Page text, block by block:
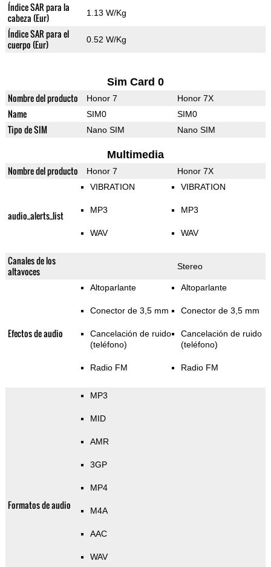
Índice SAR para la
cabeza (Eur)
1.13 W/Kg
Índice SAR para el
cuerpo (Eur)
0.52 W/Kg
Sim Card 0
Nombre del producto Honor 7 Honor 7X
Name SIM0 SIM0
Tipo de SIM Nano SIM Nano SIM
Multimedia
Nombre del producto Honor 7 Honor 7X
audio_alerts_list
VIBRATION
MP3
WAV
VIBRATION
MP3
WAV
Canales de los
altavoces
Stereo
Efectos de audio
Altoparlante
Conector de 3,5 mm
Cancelación de ruido
(teléfono)
Radio FM
Altoparlante
Conector de 3,5 mm
Cancelación de ruido
(teléfono)
Radio FM
Formatos de audio
MP3
MID
AMR
3GP
MP4
M4A
AAC
WAV